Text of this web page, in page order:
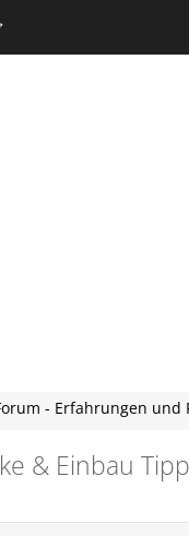
- Erfahrungen und
& Einbau